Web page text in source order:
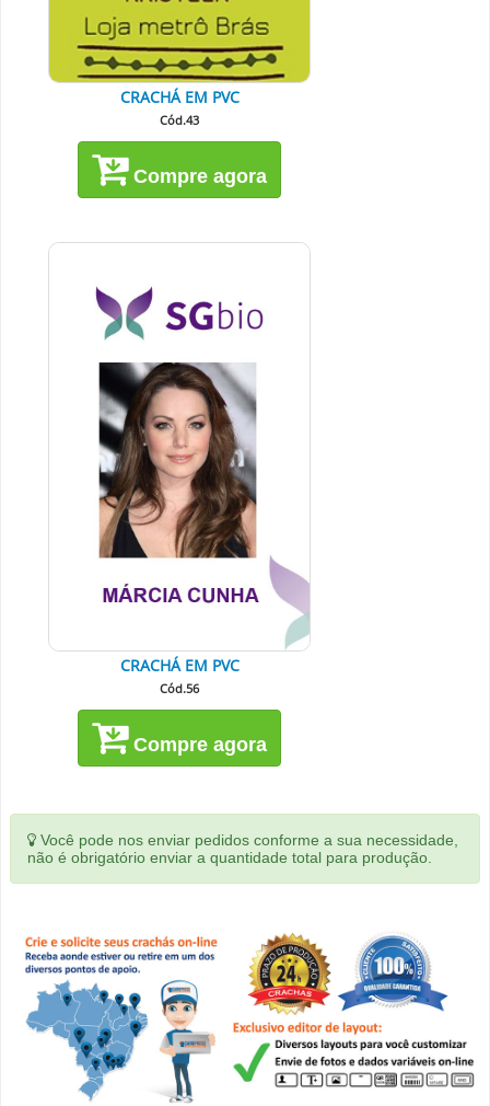
CRACHÁ EM PVC
Cód.43
Compre agora
CRACHÁ EM PVC
Cód.56
Compre agora
Você pode nos enviar pedidos conforme a sua necessidade,
não é obrigatório enviar a quantidade total para produção.